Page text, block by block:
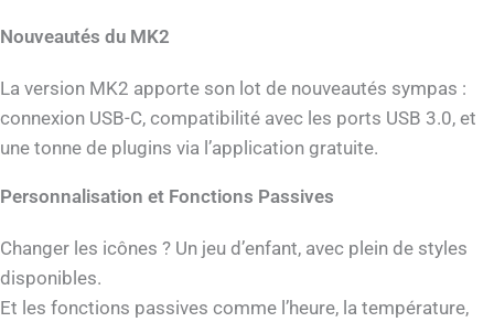
Nouveautés du MK2
La version MK2 apporte son lot de nouveautés sympas :
connexion USB-C, compatibilité avec les ports USB 3.0, et
une tonne de plugins via l’application gratuite.
Personnalisation et Fonctions Passives
Changer les icônes ? Un jeu d’enfant, avec plein de styles
disponibles.
Et les fonctions passives comme l’heure, la température,